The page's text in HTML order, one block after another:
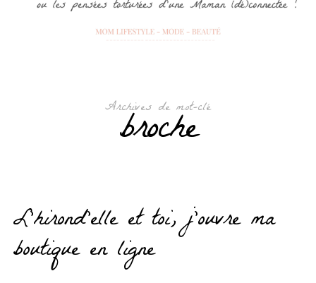
Archives de mot-clé
broche
L’hirond’elle et toi, j’ouvre ma
boutique en ligne